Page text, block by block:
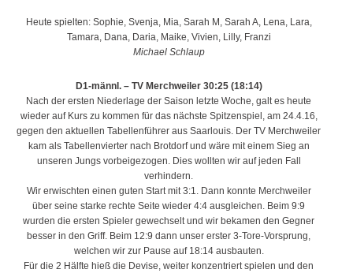
Heute spielten: Sophie, Svenja, Mia, Sarah M, Sarah A, Lena, Lara,
Tamara, Dana, Daria, Maike, Vivien, Lilly, Franzi
Michael Schlaup
D1-männl. – TV Merchweiler 30:25 (18:14)
Nach der ersten Niederlage der Saison letzte Woche, galt es heute
wieder auf Kurs zu kommen für das nächste Spitzenspiel, am 24.4.16,
gegen den aktuellen Tabellenführer aus Saarlouis. Der TV Merchweiler
kam als Tabellenvierter nach Brotdorf und wäre mit einem Sieg an
unseren Jungs vorbeigezogen. Dies wollten wir auf jeden Fall
verhindern.
Wir erwischten einen guten Start mit 3:1. Dann konnte Merchweiler
über seine starke rechte Seite wieder 4:4 ausgleichen. Beim 9:9
wurden die ersten Spieler gewechselt und wir bekamen den Gegner
besser in den Griff. Beim 12:9 dann unser erster 3-Tore-Vorsprung,
welchen wir zur Pause auf 18:14 ausbauten.
Für die 2 Hälfte hieß die Devise, weiter konzentriert spielen und den